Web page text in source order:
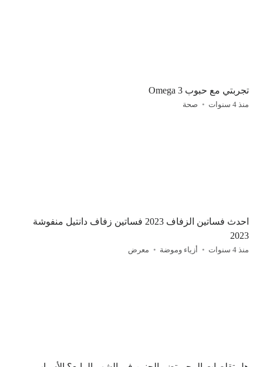
تجربتي مع حبوب Omega 3
منذ 4 سنوات صحة
احدث فساتين الزفاف 2023 فساتين زفاف دانتيل منفوشة
2023
منذ 4 سنوات أزياء وموضة معرض